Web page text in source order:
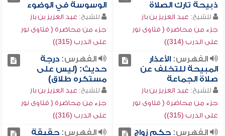
ذبيحة تارك الصلاة
للشيخ: عبد العزيز بن باز
جزء من محاضرة ( فتاوى نور
على الدرب (314))
الوسوسة في الوضوء
للشيخ: عبد العزيز بن باز
جزء من محاضرة ( فتاوى نور
على الدرب (315))
الفهرس:الأعذار
المبيحة للتخلف عن
صلاة الجماعة
للشيخ: عبد العزيز بن باز
جزء من محاضرة ( فتاوى نور
على الدرب (315))
الفهرس:درجة
حديث: (ليس على
مستكره طلاق)
للشيخ: عبد العزيز بن باز
جزء من محاضرة ( فتاوى نور
على الدرب (316))
الفهرس:حكم زواج
الفهرس:حقيقة